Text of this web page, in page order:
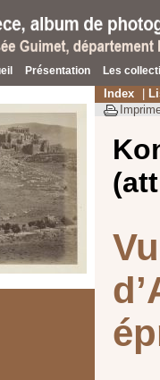
Présentation Les
Index